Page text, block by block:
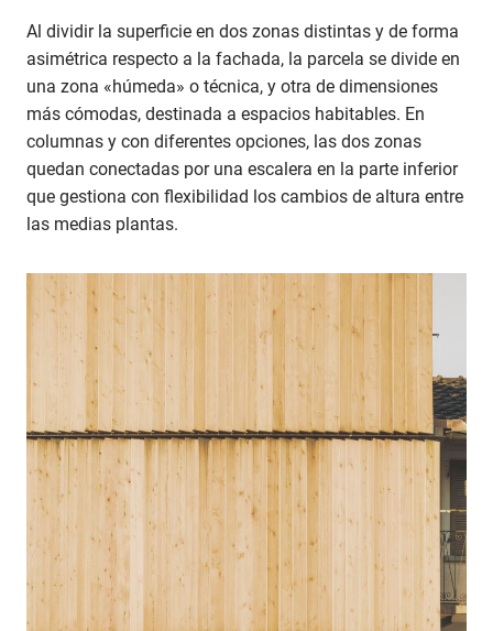
Al dividir la superficie en dos zonas distintas y de forma
asimétrica respecto a la fachada, la parcela se divide en
una zona «húmeda» o técnica, y otra de dimensiones
más cómodas, destinada a espacios habitables. En
columnas y con diferentes opciones, las dos zonas
quedan conectadas por una escalera en la parte inferior
que gestiona con flexibilidad los cambios de altura entre
las medias plantas.